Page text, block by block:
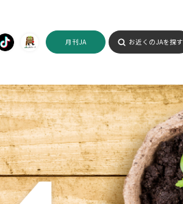
月刊JA お近くのJAを探す